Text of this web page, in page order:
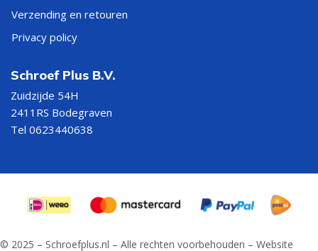
Verzending en retouren
Privacy policy
Schroef Plus B.V.
Zuidzijde 54H
2411RS Bodegraven
Tel 0623440638
© 2025 – Schroefplus.nl – Alle rechten voorbehouden – Website